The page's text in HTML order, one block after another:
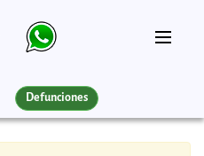
Defunciones